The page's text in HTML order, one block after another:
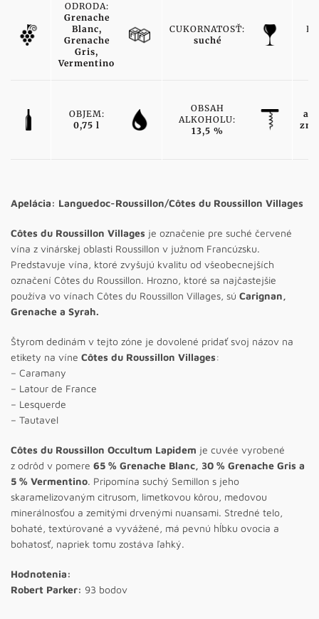
ODRODA:
Grenache
Blanc,
Grenache
Gris,
Vermentino
CUKORNATOSŤ:
suché
OBJEM:
0,75 l
OBSAH
ALKOHOLU:
13,5 %
Apelácia: Languedoc-Roussillon/Côtes du Roussillon Villages
Côtes du Roussillon Villages je označenie pre suché červené
vína z vinárskej oblasti Roussillon v južnom Francúzsku.
Predstavuje vína, ktoré zvyšujú kvalitu od všeobecnejších
označení Côtes du Roussillon. Hrozno, ktoré sa najčastejšie
používa vo vínach Côtes du Roussillon Villages, sú Carignan,
Grenache a Syrah.
Štyrom dedinám v tejto zóne je dovolené pridať svoj názov na
etikety na víne Côtes du Roussillon Villages:
– Caramany
– Latour de France
– Lesquerde
– Tautavel
Côtes du Roussillon Occultum Lapidem je cuvée vyrobené
z odrôd v pomere 65 % Grenache Blanc, 30 % Grenache Gris a
5 % Vermentino. Pripomína suchý Semillon s jeho
skaramelizovaným citrusom, limetkovou kôrou, medovou
minerálnosťou a zemitými drvenými nuansami. Stredné telo,
bohaté, textúrované a vyvážené, má pevnú hĺbku ovocia a
bohatosť, napriek tomu zostáva ľahký.
Hodnotenia:
Robert Parker: 93 bodov